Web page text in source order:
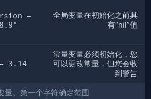
=
全局变量在初始化之前具
有“nil”值
3.14
常量变量必须初始化，您
可以更改常量，但您会收
到警告
量。第一个字符确定范围